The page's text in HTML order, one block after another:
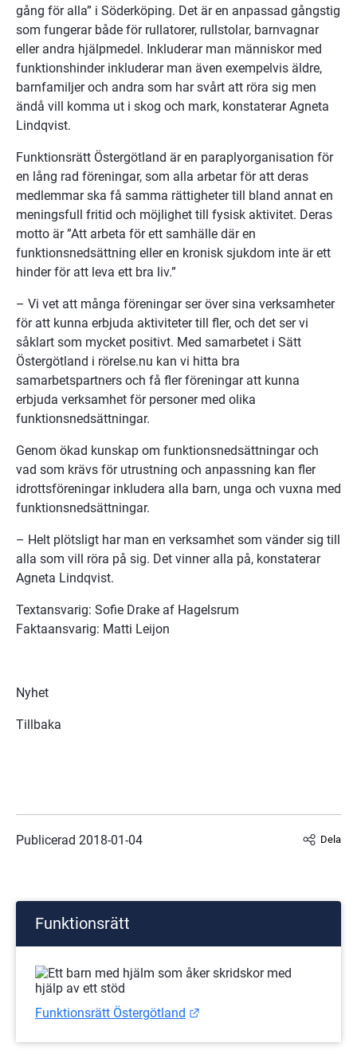
gång för alla” i Söderköping. Det är en anpassad gångstig
som fungerar både för rullatorer, rullstolar, barnvagnar
eller andra hjälpmedel. Inkluderar man människor med
funktionshinder inkluderar man även exempelvis äldre,
barnfamiljer och andra som har svårt att röra sig men
ändå vill komma ut i skog och mark, konstaterar Agneta
Lindqvist.
Funktionsrätt Östergötland är en paraplyorganisation för
en lång rad föreningar, som alla arbetar för att deras
medlemmar ska få samma rättigheter till bland annat en
meningsfull fritid och möjlighet till fysisk aktivitet. Deras
motto är ”Att arbeta för ett samhälle där en
funktionsnedsättning eller en kronisk sjukdom inte är ett
hinder för att leva ett bra liv.”
– Vi vet att många föreningar ser över sina verksamheter
för att kunna erbjuda aktiviteter till fler, och det ser vi
såklart som mycket positivt. Med samarbetet i Sätt
Östergötland i rörelse.nu kan vi hitta bra
samarbetspartners och få fler föreningar att kunna
erbjuda verksamhet för personer med olika
funktionsnedsättningar.
Genom ökad kunskap om funktionsnedsättningar och
vad som krävs för utrustning och anpassning kan fler
idrottsföreningar inkludera alla barn, unga och vuxna med
funktionsnedsättningar.
– Helt plötsligt har man en verksamhet som vänder sig till
alla som vill röra på sig. Det vinner alla på, konstaterar
Agneta Lindqvist.
Textansvarig: Sofie Drake af Hagelsrum
Faktaansvarig: Matti Leijon
Nyhet
Tillbaka
Publicerad 2018-01-04 Dela
Funktionsrätt
Funktionsrätt Östergötland